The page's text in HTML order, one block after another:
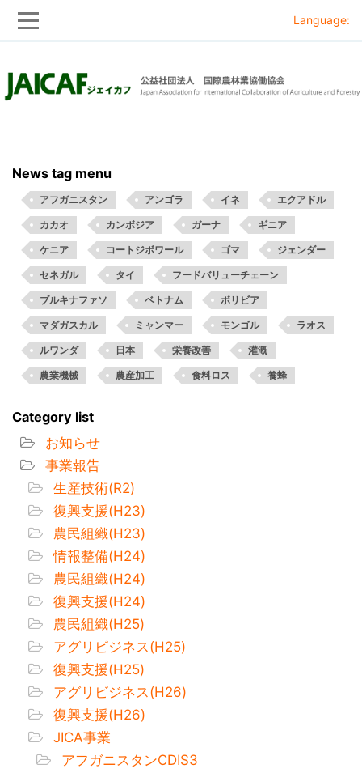
to
to
Language:
News tag menu
アフガニスタン アンゴラ イネ エクアドル
カカオ カンボジア ガーナ ギニア
ケニア コートジボワール ゴマ ジェンダー
セネガル タイ フードバリューチェーン
ブルキナファソ ベトナム ボリビア
マダガスカル ミャンマー モンゴル ラオス
ルワンダ 日本 栄養改善 灌漑
農業機械 農産加工 食料ロス 養蜂
Category list
お知らせ
事業報告
生産技術(R2)
復興支援(H23)
農民組織(H23)
情報整備(H24)
農民組織(H24)
復興支援(H24)
農民組織(H25)
アグリビジネス(H25)
復興支援(H25)
アグリビジネス(H26)
復興支援(H26)
JICA事業
アフガニスタンCDIS3